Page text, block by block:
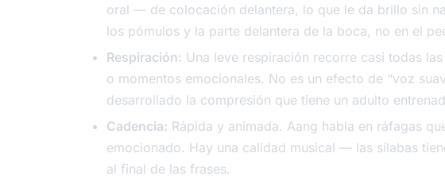
oral — de colocación delantera, lo que le da brillo sin
los pómulos y la parte delantera de la boca, no en el
Respiración: Una leve respiración recorre casi todas
o momentos emocionales. No es un efecto de “voz
desarrollado la compresión que tiene un adulto
Cadencia: Rápida y animada. Aang habla en ráfagas
emocionado. Hay una calidad musical — las sílabas
al final de las frases.